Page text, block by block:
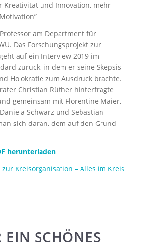
Kreativität und Innovation, mehr
am Department für
Das Forschungsprojekt zur
auf ein Interview 2019 im
zurück, in dem er seine Skepsis
Holokratie zum Ausdruck brachte.
Christian Rüther hinterfragte
gemeinsam mit Florentine Maier,
Schwarz und Sebastian
sich daran, dem auf den Grund
herunterladen
Kreisorganisation – Alles im Kreis
EIN SCHÖNES